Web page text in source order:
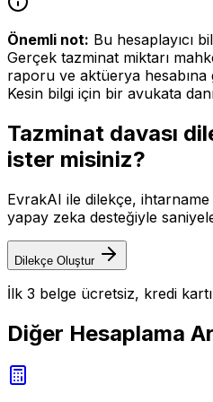
Önemli not: Bu hesaplayıcı
Gerçek tazminat miktarı
raporu ve aktüerya hesabına
Kesin bilgi için bir avukata
Tazminat davası
ister misiniz?
EvrakAI ile dilekçe,
yapay zeka desteğiyle
Dilekçe Oluştur
İlk 3 belge ücretsiz, kredi
Diğer Hesaplama